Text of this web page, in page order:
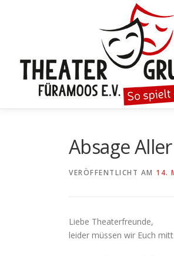
Absage
VERÖFFENTLICHT AM 14.
Liebe Theaterfreunde,
leider müssen wir Euch